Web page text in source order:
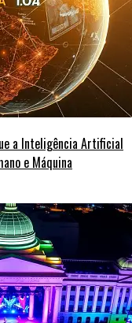
a Inteligência Artificial
e Máquina